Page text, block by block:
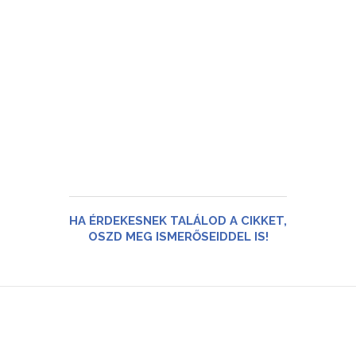
HA ÉRDEKESNEK TALÁLOD A CIKKET,
OSZD MEG ISMERŐSEIDDEL IS!